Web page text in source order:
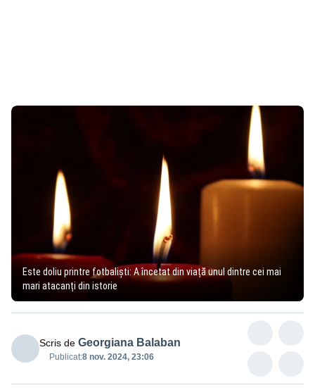
Este doliu printre fotbaliști: A încetat din viață unul dintre cei mai
mari atacanți din istorie
Scris de Georgiana Balaban
Publicat:8 nov. 2024, 23:06